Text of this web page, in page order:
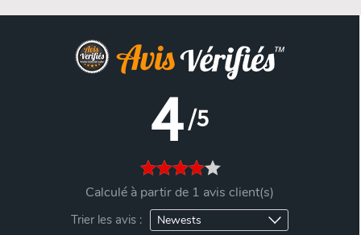
4/5
Calculé à partir de 1 avis client(s)
Trier les avis :